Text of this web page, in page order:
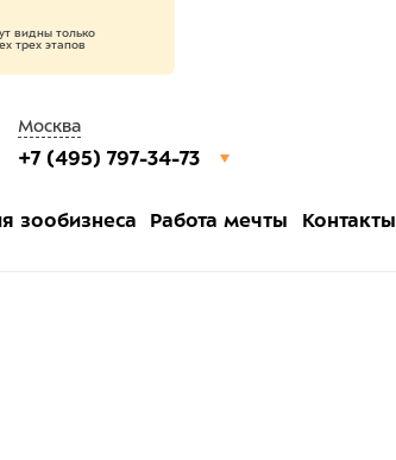
видны только
трех этапов
Москва
+7 (495) 797-34-73
зообизнеса Работа мечты Контакты